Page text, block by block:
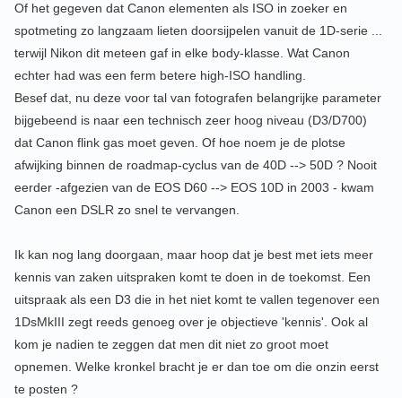
Of het gegeven dat Canon elementen als ISO in zoeker en
spotmeting zo langzaam lieten doorsijpelen vanuit de 1D-serie ...
terwijl Nikon dit meteen gaf in elke body-klasse. Wat Canon
echter had was een ferm betere high-ISO handling.
Besef dat, nu deze voor tal van fotografen belangrijke parameter
bijgebeend is naar een technisch zeer hoog niveau (D3/D700)
dat Canon flink gas moet geven. Of hoe noem je de plotse
afwijking binnen de roadmap-cyclus van de 40D --> 50D ? Nooit
eerder -afgezien van de EOS D60 --> EOS 10D in 2003 - kwam
Canon een DSLR zo snel te vervangen.
Ik kan nog lang doorgaan, maar hoop dat je best met iets meer
kennis van zaken uitspraken komt te doen in de toekomst. Een
uitspraak als een D3 die in het niet komt te vallen tegenover een
1DsMkIII zegt reeds genoeg over je objectieve 'kennis'. Ook al
kom je nadien te zeggen dat men dit niet zo groot moet
opnemen. Welke kronkel bracht je er dan toe om die onzin eerst
te posten ?